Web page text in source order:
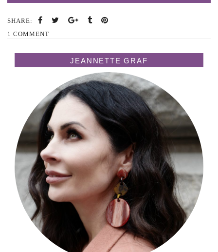
SHARE:
1 COMMENT
JEANNETTE GRAF